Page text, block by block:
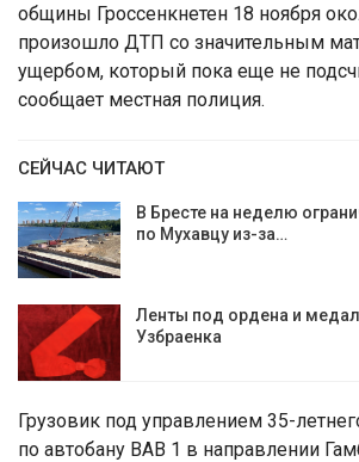
общины Гроссенкнетен 18 ноября
произошло ДТП со значительным
ущербом, который пока еще не
сообщает местная полиция.
СЕЙЧАС ЧИТАЮТ
В Бресте на неделю
по Мухавцу из-за…
Ленты под ордена и
Узбраенка
Грузовик под управлением 35-
по автобану BAB 1 в направлении